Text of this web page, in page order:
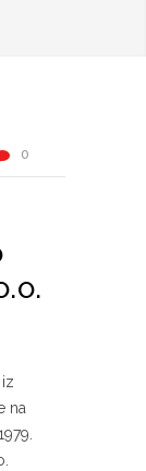
0
na